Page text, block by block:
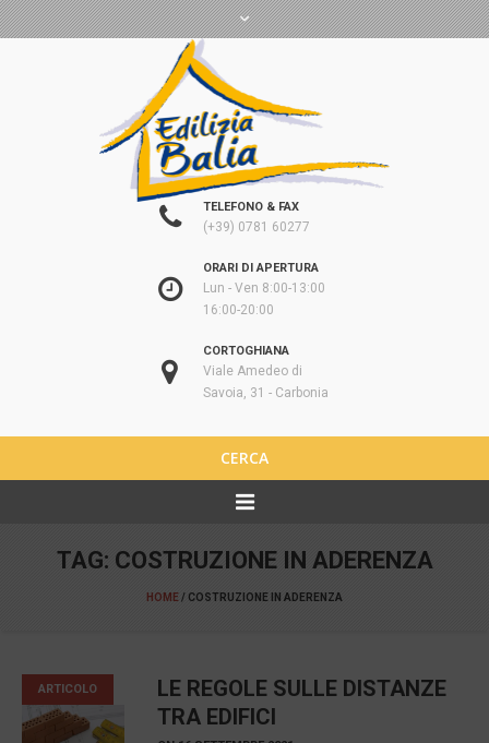
TELEFONO & FAX
(+39) 0781 60277
ORARI DI APERTURA
Lun - Ven 8:00-13:00
16:00-20:00
CORTOGHIANA
Viale Amedeo di
Savoia, 31 - Carbonia
CERCA
TAG: COSTRUZIONE IN ADERENZA
HOME/ COSTRUZIONE IN ADERENZA
ARTICOLO
LE REGOLE SULLE DISTANZE
TRA EDIFICI